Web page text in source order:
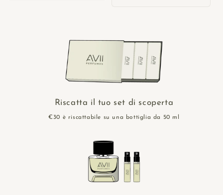
Riscatta il tuo set di scoperta
€30 è riscattabile su una bottiglia da 50 ml